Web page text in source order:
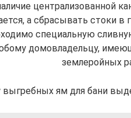
централизованной
а сбрасывать стоки
специальную
домовладельцу,
землеройных
выгребных ям для бани